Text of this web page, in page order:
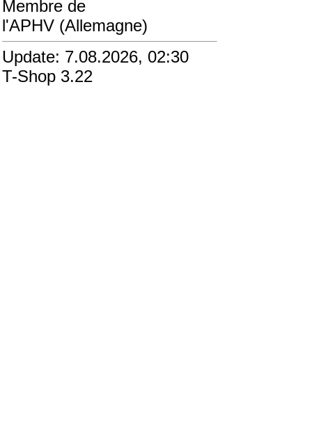
Membre de
l'APHV (Allemagne)
Update: 7.08.2026, 02:30
T-Shop 3.22